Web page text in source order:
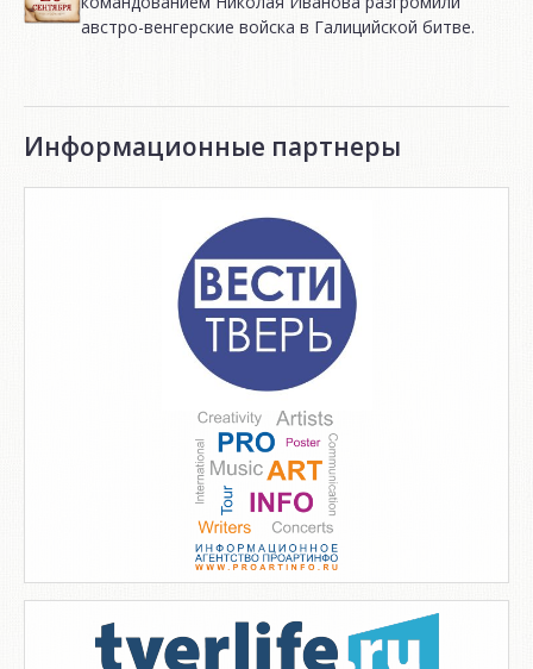
австро-венгерские войска в Галицийской битве.
Информационные партнеры